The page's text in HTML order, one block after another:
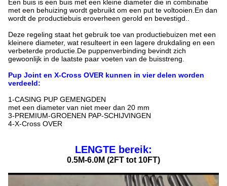
Een buis is een buis met een kleine diameter die in combinatie
met een behuizing wordt gebruikt om een put te voltooien.En dan
wordt de productiebuis eroverheen gerold en bevestigd..
Deze regeling staat het gebruik toe van productiebuizen met een
kleinere diameter, wat resulteert in een lagere drukdaling en een
verbeterde productie.De puppenverbinding bevindt zich
gewoonlijk in de laatste paar voeten van de buisstreng.
Pup Joint en X-Cross OVER kunnen in vier delen worden
verdeeld:
1-CASING PUP GEMENGDEN
met een diameter van niet meer dan 20 mm
3-PREMIUM-GROENEN PAP-SCHIJVINGEN
4-X-Cross OVER
LENGTE bereik:
0.5M-6.0M (2FT tot 10FT)